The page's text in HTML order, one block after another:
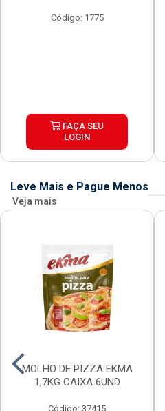
Código: 1775
FAÇA SEU
LOGIN
Leve Mais e Pague Menos
Veja mais
MOLHO DE PIZZA EKMA
1,7KG CAIXA 6UND
Código: 37415